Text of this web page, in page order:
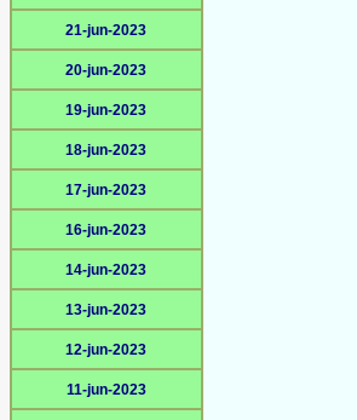
21-jun-2023
20-jun-2023
19-jun-2023
18-jun-2023
17-jun-2023
16-jun-2023
14-jun-2023
13-jun-2023
12-jun-2023
11-jun-2023